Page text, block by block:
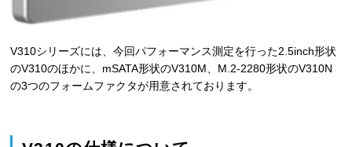
V310シリーズには、今回パフォーマンス測定を行った2.5inch形状
のV310のほかに、mSATA形状のV310M、M.2-2280形状のV310N
の3つのフォームファクタが用意されております。